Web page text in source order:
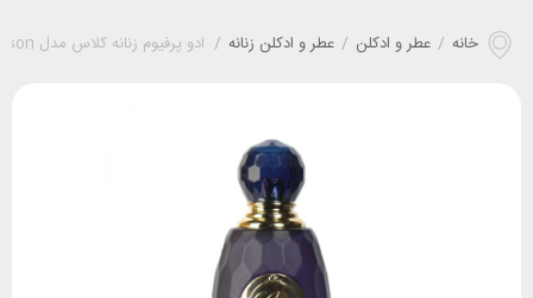
خانه / عطر و ادکلن / عطر و ادکلن زنانه / ادو پرفیوم زنانه کلاس مدل Poison حجم 75 میل